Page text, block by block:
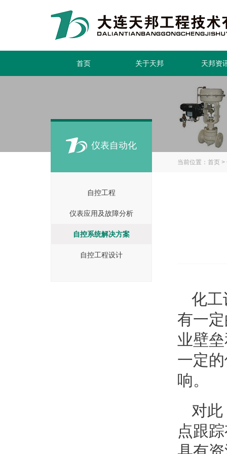
首页 关于天邦 天邦资
仪表自动化
自控工程
仪表应用及故障分析
自控系统解决方案
自控工程设计
当前位置： 首页 >
化工
有一
业壁
一定
响。
对此
点跟